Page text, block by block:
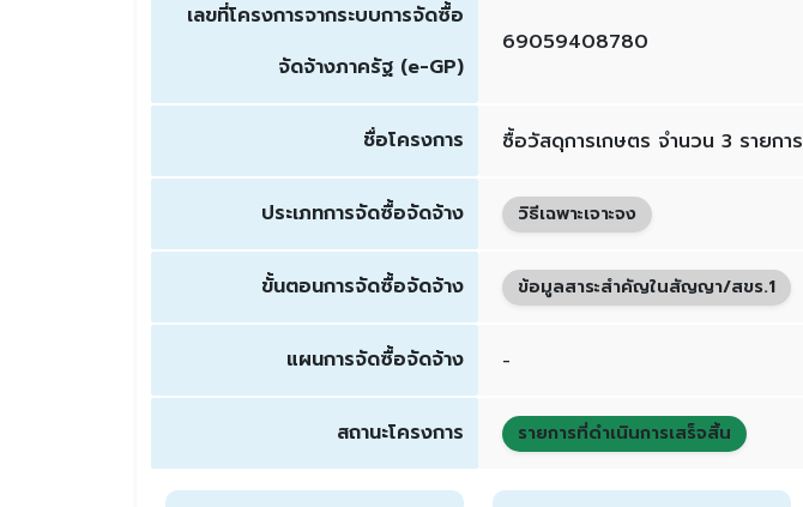
เลขที่โครงการจากระบบการจัดซื้อ
จัดจ้างภาครัฐ (e-GP)
69059408780
ชื่อโครงการ ซื้อวัสดุการเกษตร จำนวน 3 รายการ
ประเภทการจัดซื้อจัดจ้าง วิธีเฉพาะเจาะจง
ขั้นตอนการจัดซื้อจัดจ้าง ข้อมูลสาระสำคัญในสัญญา/สขร.1
แผนการจัดซื้อจัดจ้าง -
สถานะโครงการ รายการที่ดำเนินการเสร็จสิ้น